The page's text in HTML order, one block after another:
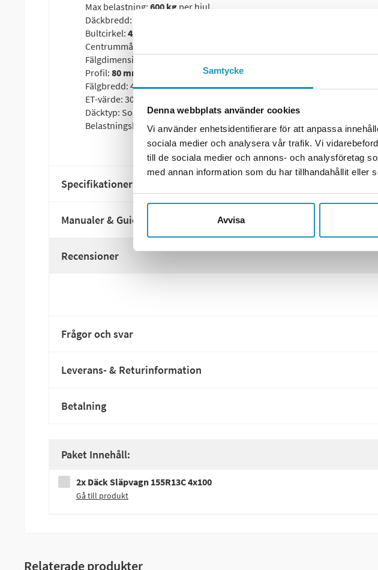
Samtycke
Denna webbplats använder cookies
Vi använder enhetsidentifierare för att anpassa
sociala medier och analysera vår trafik. Vi
till de sociala medier och annons- och analysföretag
med annan information som du har tillhandahållit eller
Avvisa
Max belastning: 600 kg per hjul
Däckbredd:
Bultcirkel: 4x100
Centrummått: 57mm
Fälgdimension:
Profil: 80 mm
Fälgbredd: 4,5Jx13"
ET-värde: 30
Däcktyp: Sommarhjul 155 R13 C8
Belastningskod: 90/88N
Specifikationer
Manualer & Guider
Recensioner
Frågor och svar
Leverans- & Returinformation
Betalning
Paket Innehåll:
2x Däck Släpvagn 155R13C 4x100
Gå till produkt
Relaterade produkter